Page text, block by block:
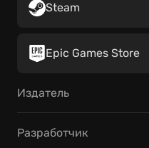
Steam
Epic Games Store
Издатель
Разработчик